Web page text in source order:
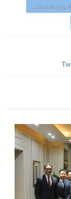
# وزارة الاتصالات